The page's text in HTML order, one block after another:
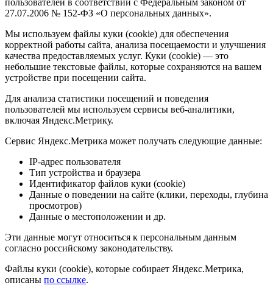
27.07.2006 № 152-ФЗ «О персональных данных».
Мы используем файлы куки (cookie) для обеспечения
корректной работы сайта, анализа посещаемости и улучшения
качества предоставляемых услуг. Куки (cookie) — это
небольшие текстовые файлы, которые сохраняются на вашем
устройстве при посещении сайта.
Для анализа статистики посещений и поведения
пользователей мы используем сервисы веб-аналитики,
включая Яндекс.Метрику.
Сервис Яндекс.Метрика может получать следующие данные:
IP-адрес пользователя
Тип устройства и браузера
Идентификатор файлов куки (cookie)
Данные о поведении на сайте (клики, переходы, глубина
просмотров)
Данные о местоположении и др.
Эти данные могут относиться к персональным данным
согласно российскому законодательству.
Файлы куки (cookie), которые собирает Яндекс.Метрика,
описаны по ссылке.